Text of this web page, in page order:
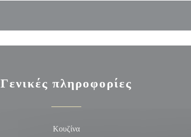
Γενικές πληροφορίες
Κουζίνα